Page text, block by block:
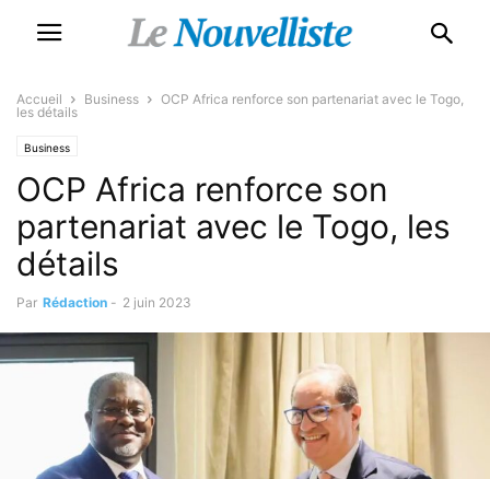
Accueil Business
OCP Africa renforce son partenariat avec le Togo,
les détails
Business
OCP Africa renforce son
partenariat avec le Togo, les
détails
Par Rédaction - 2 juin 2023